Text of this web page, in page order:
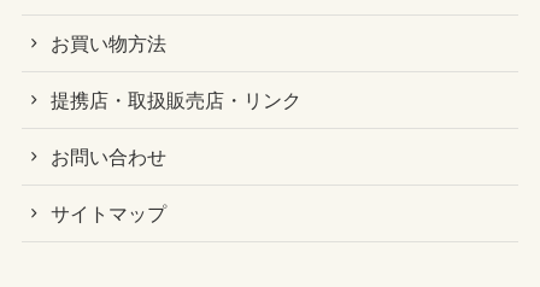
お買い物方法
提携店・取扱販売店・リンク
お問い合わせ
サイトマップ